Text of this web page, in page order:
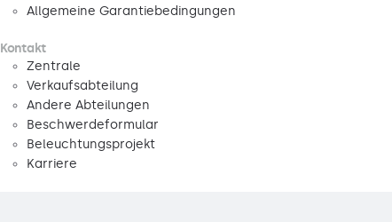
Allgemeine Garantiebedingungen
Kontakt
Zentrale
Verkaufsabteilung
Andere Abteilungen
Beschwerdeformular
Beleuchtungsprojekt
Karriere